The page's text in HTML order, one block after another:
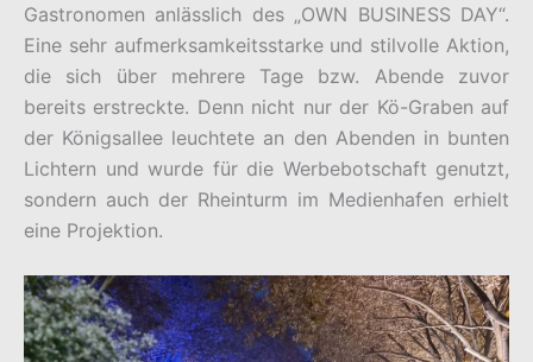
Gastronomen anlässlich des „OWN BUSINESS DAY“.
Eine sehr aufmerksamkeitsstarke und stilvolle Aktion,
die sich über mehrere Tage bzw. Abende zuvor
bereits erstreckte. Denn nicht nur der Kö-Graben auf
der Königsallee leuchtete an den Abenden in bunten
Lichtern und wurde für die Werbebotschaft genutzt,
sondern auch der Rheinturm im Medienhafen erhielt
eine Projektion.